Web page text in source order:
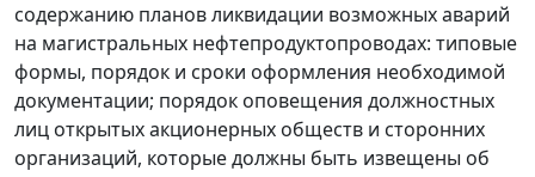
содержанию планов ликвидации возможных аварий
на магистральных нефтепродуктопроводах: типовые
формы, порядок и сроки оформления необходимой
документации; порядок оповещения должностных
лиц открытых акционерных обществ и сторонних
организаций, которые должны быть извещены об